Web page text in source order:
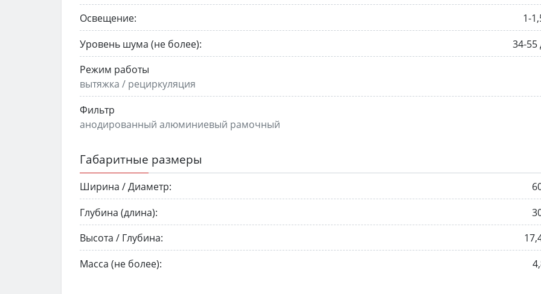
Освещение:
1-
Уровень шума (не более):
34-55
Режим работы
вытяжка / рециркуляция
Фильтр
анодированный алюминиевый рамочный
Габаритные размеры
Ширина / Диаметр:
Глубина (длина):
Высота / Глубина:
Масса (не более):